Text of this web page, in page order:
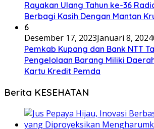
Rayakan Ulang Tahun ke-36
Berbagi Kasih Dengan Mantan
6
Desember 17, 2023Januari 8, 2024
Pemkab Kupang dan Bank NTT
Pengelolaan Barang Miliki
Kartu Kredit Pemda
Berita KESEHATAN